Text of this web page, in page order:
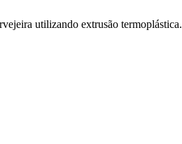
utilizando extrusão termoplástica.